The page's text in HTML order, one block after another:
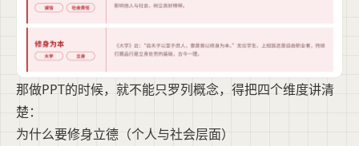
那做PPT的时候，就不能只罗列概念，得把四个维度讲清
楚：
为什么要修身立德（个人与社会层面）